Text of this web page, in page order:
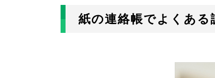
紙の連絡帳でよくある